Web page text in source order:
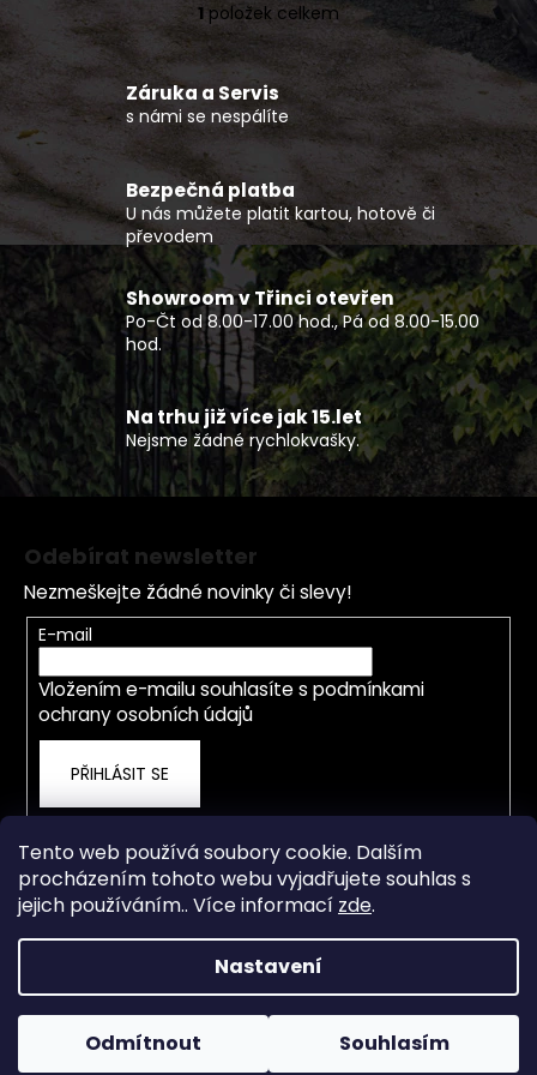
Tento web používá soubory cookie. Dalším
procházením tohoto webu vyjadřujete souhlas s
jejich používáním.. Více informací zde.
Nastavení
Odmítnout Souhlasím
Od 4.5.2026 je prodejna a servis přestěhována na nové
adrese Staré Město 838, Třinec. OTEVÍRACÍ DOBA PO-ČT
8.00-17.00 hod. PÁ 8.00-15.00 hod. Email: info@rwdshop.cz,
O
l
á
d
c
í
p
r
v
k
y
v
ý
p
i
s
u
1 položek celkem
Záruka a Servis
s námi se nespálíte
Bezpečná platba
U nás můžete platit kartou, hotově či
převodem
Showroom v Třinci otevřen
Po-Čt od 8.00-17.00 hod., Pá od 8.00-15.00
hod.
Na trhu již více jak 15.let
Nejsme žádné rychlokvašky.
u
j
m
e
PŘILBA
MULTIFLIP
KORP,
CASSIDA
(ČERNÁ
MATNÁ/PÍSKOVÁ/KHAKI)
2026
6
489
Kč
Odebírat newsletter
Nezmeškejte žádné novinky či slevy!
E-mail
Vložením e-mailu souhlasíte s podmínkami
ochrany osobních údajů
PŘIHLÁSIT SE
Copyright 2026rwdshop.cz. Všechna práva vyhrazena.
Upravit nastavení cookies